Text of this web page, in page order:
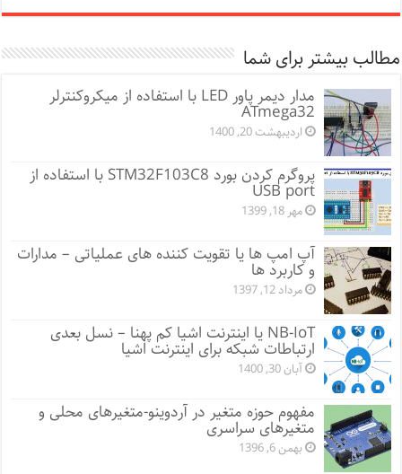
مطالب بیشتر برای شما
مدار دیمر پاور LED با استفاده از میکروکنترلر
ATmega32
اردیبهشت 20, 1400
پروگرم کردن بورد STM32F103C8 با استفاده از
USB port
مهر 18, 1399
آپ امپ ها یا تقویت کننده های عملیاتی – مدارات
و کاربرد ها
مرداد 12, 1397
NB-IoT یا اینترنت اشیا کم پهنا – نسل بعدی
ارتباطات شبکه برای اینترنت اشیا
آبان 30, 1400
مفهوم حوزه متغیر در آردوینو-متغیرهای محلی و
متغیرهای سراسری
بهمن 6, 1396